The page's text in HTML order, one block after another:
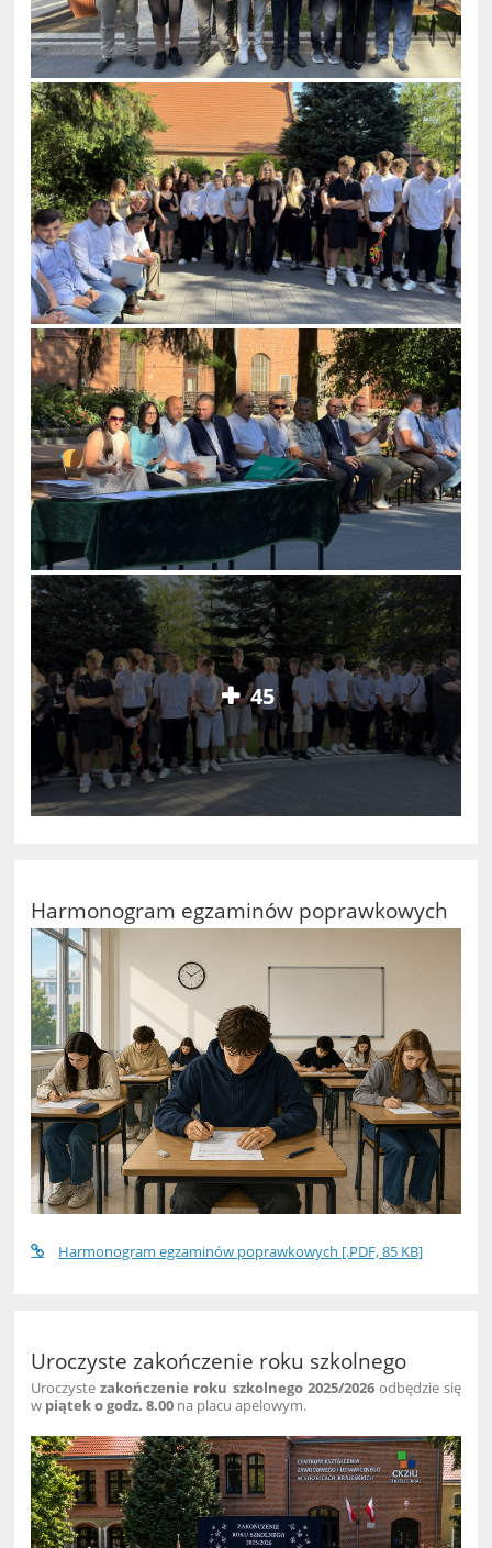
45
Harmonogram egzaminów poprawkowych
Harmonogram egzaminów poprawkowych [.PDF, 85 KB]
Uroczyste zakończenie roku szkolnego
Uroczystezakończenie roku szkolnego 2025/2026 odbędzie się
w piątek o godz. 8.00 na placu apelowym.